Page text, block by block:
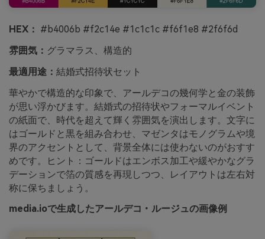
HEX： #b4006b #f2c14e #1c1c1c #f6f1e8 #2f6f6d
雰囲気： グラマラス、構造的
最適用途： 結婚式招待状セット
華やかで構造的な印象で、アールデコの幾何学と金の装飾
が思い浮かびます。結婚式の招待状やフォーマルイベント
の紙面で、時代を超えて輝く雰囲気を演出します。文字に
はゴールドと黒を組み合わせ、マゼンタはモノグラムや境
界のアクセントとして、背景全体には使わないのがおすす
めです。ヒント：ゴールドはエンボス加工や緩やかなグラ
デーションで箔の質感を再現しつつ、レイアウトは左右対
称に保ちましょう。
media.ioで生成したアールデコ・ルージュの画像例